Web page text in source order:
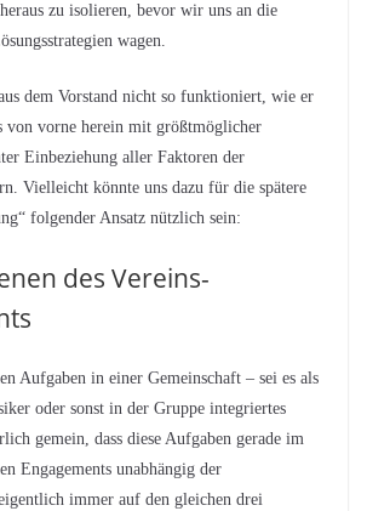
zu isolieren, bevor wir uns an die
wagen.
dem Vorstand nicht so funktioniert, wie er
von vorne herein mit größtmöglicher
Einbeziehung aller Faktoren der
Vielleicht könnte uns dazu für die spätere
folgender Ansatz nützlich sein:
des Vereins-
Aufgaben in einer Gemeinschaft – sei es als
oder sonst in der Gruppe integriertes
gemein, dass diese Aufgaben gerade im
Engagements unabhängig der
immer auf den gleichen drei